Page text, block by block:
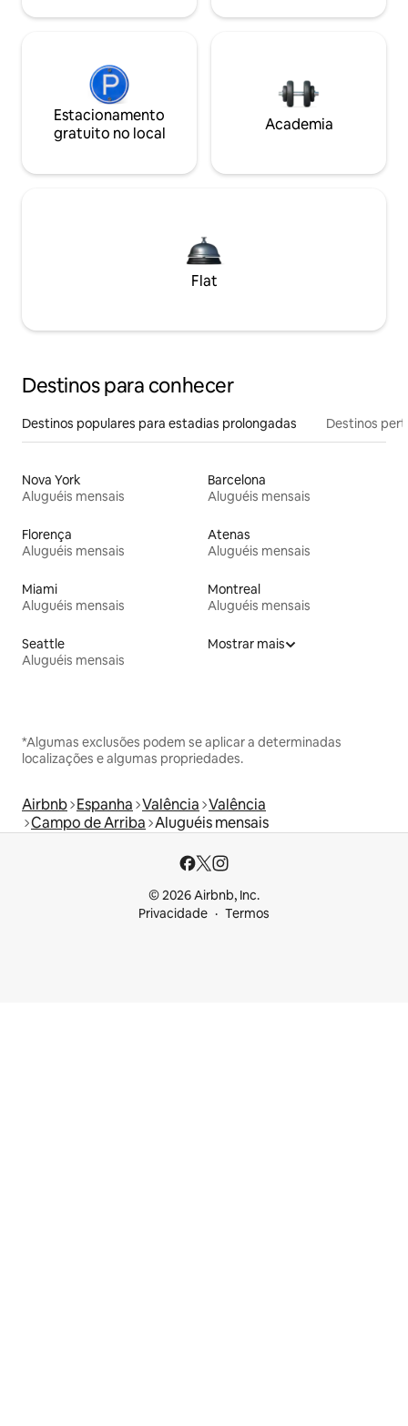
Estacionamento
gratuito no local
Academia
Flat
Destinos para conhecer
Destinos populares para estadias prolongadas Destinos
Nova York
Aluguéis mensais
Barcelona
Aluguéis mensais
Florença
Aluguéis mensais
Atenas
Aluguéis mensais
Miami
Aluguéis mensais
Montreal
Aluguéis mensais
Seattle
Aluguéis mensais
Mostrar mais
*Algumas exclusões podem se aplicar a determinadas
localizações e algumas propriedades.
Airbnb Espanha Valência Valência
Campo de Arriba Aluguéis mensais
© 2026 Airbnb, Inc.
Privacidade
Termos